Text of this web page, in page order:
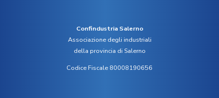
Confindustria Salerno
Associazione degli industriali
della provincia di Salerno
Codice Fiscale 80008190656